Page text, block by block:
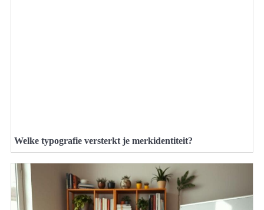
Welke typografie versterkt je merkidentiteit?